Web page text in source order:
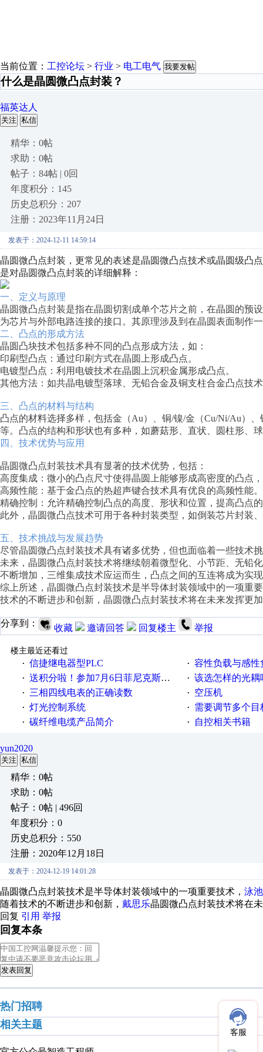
当前位置： 工控论坛 > 行业 > 电工电气 我要发帖
什么是晶圆微凸点封装？
福英达人
关注 私信
精华：0帖
求助：0帖
帖子：84帖 | 0回
年度积分：145
历史总积分：207
注册：2023年11月24日
发表于：2024-12-11 14:59:14
晶圆微凸点封装，更常见的表述是晶圆微凸点技术或晶圆级凸
是对晶圆微凸点封装的详细解释：
一、定义与原理
晶圆微凸点封装是指在晶圆切割成单个芯片之前，在晶圆的预
为芯片与外部电路连接的接口。其原理涉及到在晶圆表面制作
二、凸点的形成方法
晶圆凸块技术包括多种不同的凸点形成方法，如：
印刷型凸点：通过印刷方式在晶圆上形成凸点。
电镀型凸点：利用电镀技术在晶圆上沉积金属形成凸点。
其他方法：如共晶电镀型落球、无铅合金及铜支柱合金凸点技
三、凸点的材料与结构
凸点的材料选择多样，包括金（Au）、铜/镍/金（Cu/Ni/Au）、
等。凸点的结构和形状也有多种，如蘑菇形、直状、圆柱形、
四、技术优势与应用
晶圆微凸点封装技术具有显著的技术优势，包括：
高度集成：微小的凸点尺寸使得晶圆上能够形成高密度的凸点
高频性能：基于金凸点的热超声键合技术具有优良的高频性能。
精确控制：允许精确控制凸点的高度、形状和位置，提高凸点
此外，晶圆微凸点技术可用于各种封装类型，如倒装芯片封装
五、技术挑战与发展趋势
尽管晶圆微凸点封装技术具有诸多优势，但也面临着一些技术
未来，晶圆微凸点封装技术将继续朝着微型化、小节距、无铅
不断增加，三维集成技术应运而生，凸点之间的互连将成为实
综上所述，晶圆微凸点封装技术是半导体封装领域中的一项重
技术的不断进步和创新，晶圆微凸点封装技术将在未来发挥更
分享到： 收藏 邀请回答 回复楼主 举报
楼主最近还看过
· 信捷继电器型PLC · 容性负载与感性负
· 送积分啦！参加7月6日菲尼克斯在线研讨会即得 · 该选怎样的光耦
· 三相四线电表的正确读数 · 空压机
· 灯光控制系统 · 需要调节多个目标
· 碳纤维电缆产品简介 · 自控相关书籍
yun2020
关注 私信
精华：0帖
求助：0帖
帖子：0帖 | 496回
年度积分：0
历史总积分：550
注册：2020年12月18日
发表于：2024-12-19 14:01:28
晶圆微凸点封装技术是半导体封装领域中的一项重要技术， 泳
随着技术的不断进步和创新， 戴思乐晶圆微凸点封装技术将在
回复 引用 举报
回复本条
发表回复
热门招聘
相关主题
客服